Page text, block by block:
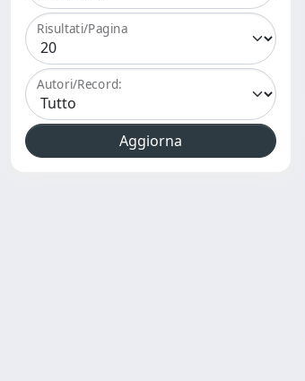
Risultati/Pagina
Autori/Record: